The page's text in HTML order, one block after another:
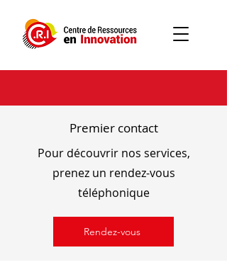
Premier contact
Pour découvrir nos services,
prenez un rendez-vous
téléphonique
Rendez-vous